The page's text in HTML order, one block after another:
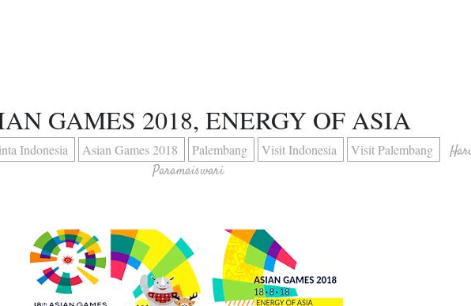
GAMES 2018, ENERGY OF ASIA
Indonesia Asian Games 2018 Palembang Visit Indonesia Visit Palembang
Paramaiswari